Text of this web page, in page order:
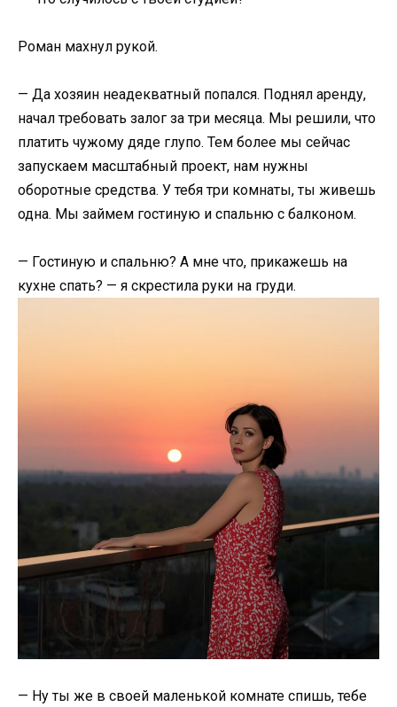
Роман махнул рукой.
— Да хозяин неадекватный попался. Поднял аренду,
начал требовать залог за три месяца. Мы решили, что
платить чужому дяде глупо. Тем более мы сейчас
запускаем масштабный проект, нам нужны
оборотные средства. У тебя три комнаты, ты живешь
одна. Мы займем гостиную и спальню с балконом.
— Гостиную и спальню? А мне что, прикажешь на
кухне спать? — я скрестила руки на груди.
— Ну ты же в своей маленькой комнате спишь, тебе